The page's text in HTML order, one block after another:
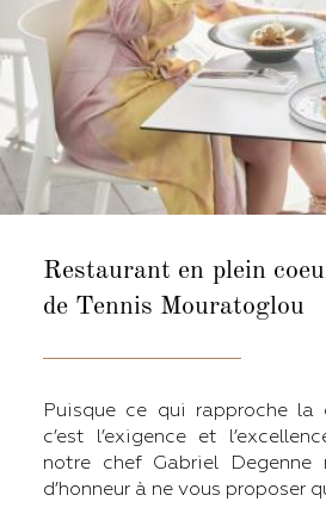
Restaurant en plein
de Tennis Mouratoglou
Puisque ce qui rapproche la
c’est l’exigence et
notre chef Gabriel
d’honneur à ne vous proposer